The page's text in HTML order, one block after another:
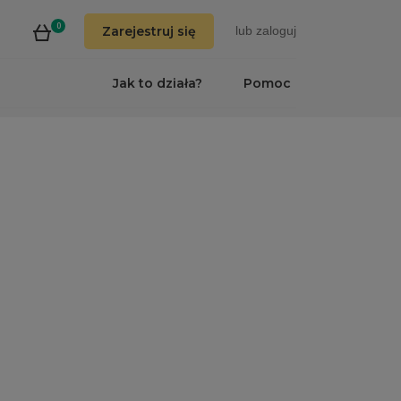
0 Zarejestruj się lub zaloguj
Pomoc
Jak to działa?